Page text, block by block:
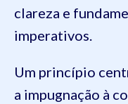
clareza e
imperativos.
Um princípio
a impugnação à